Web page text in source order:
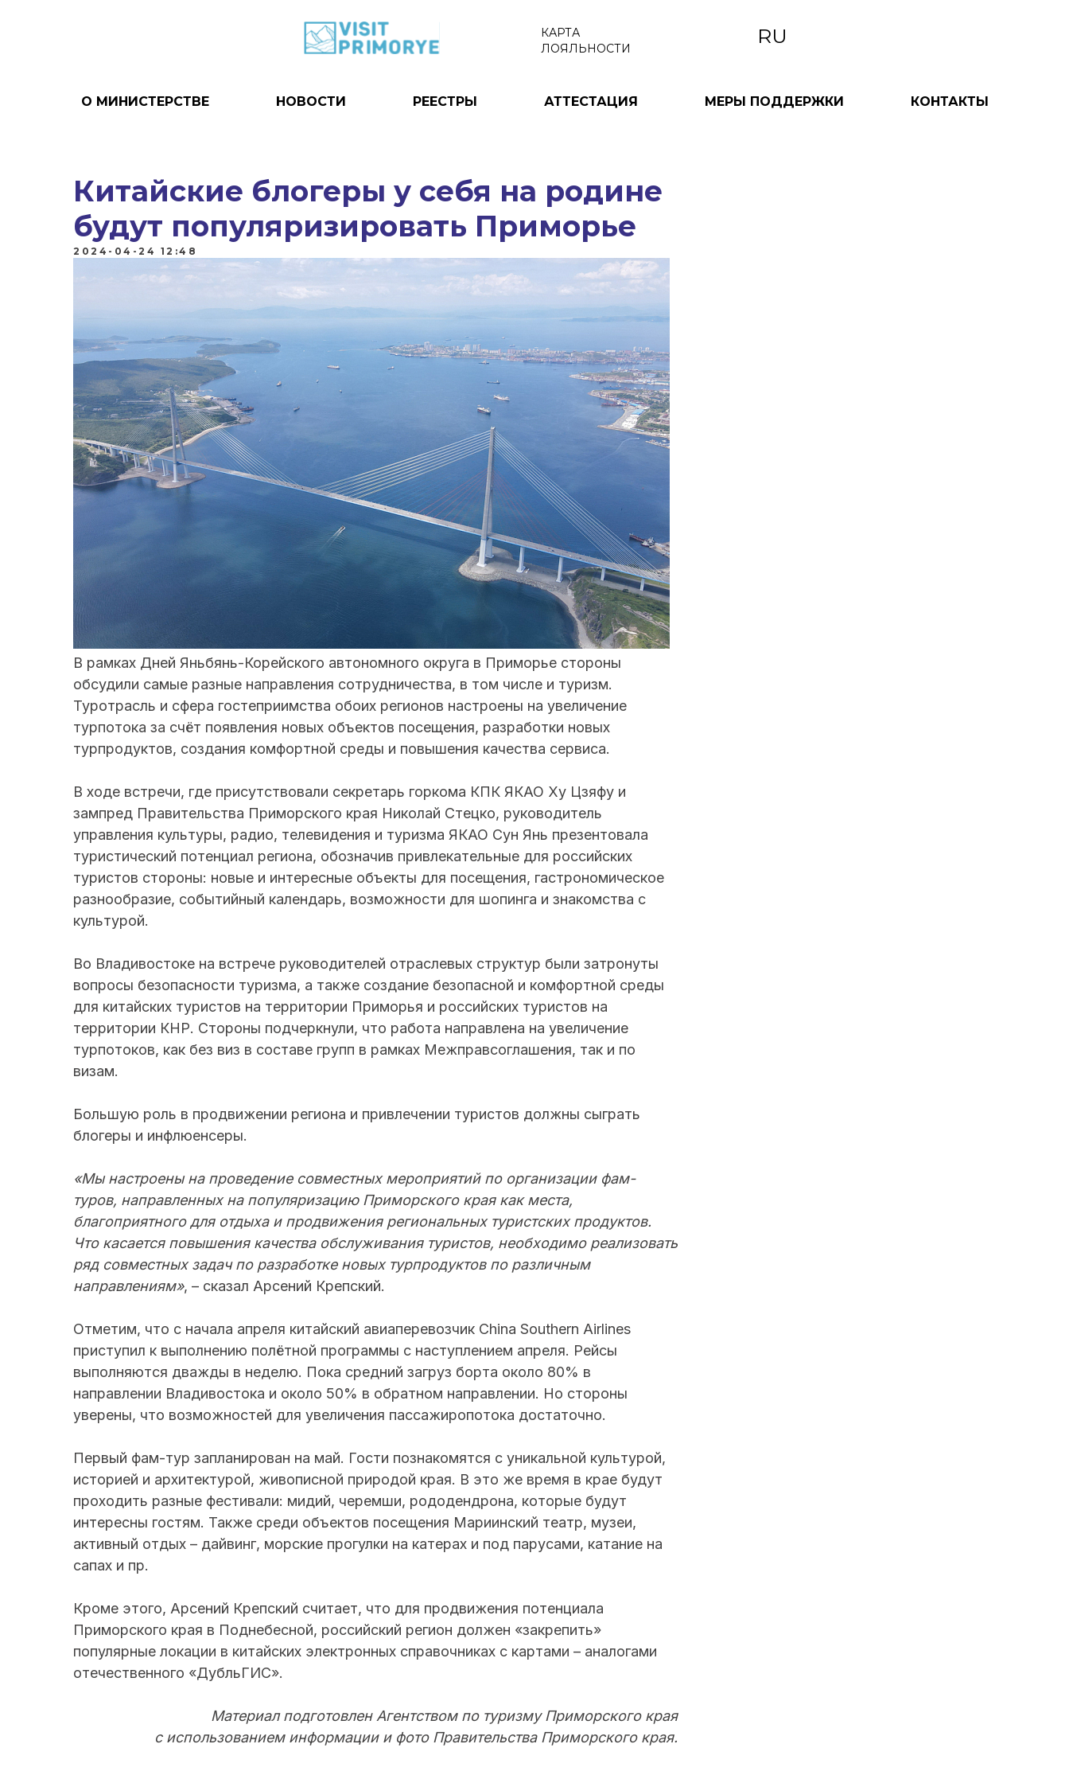
RU
КАРТА
ЛОЯЛЬНОСТИ
О МИНИСТЕРСТВЕ НОВОСТИ РЕЕСТРЫ АТТЕСТАЦИЯ МЕРЫ ПОДДЕРЖКИ КОНТАКТЫ
Китайские блогеры у себя на родине
будут популяризировать Приморье
2024-04-24 12:48
В рамках Дней Яньбянь-Корейского автономного округа в Приморье стороны
обсудили самые разные направления сотрудничества, в том числе и туризм.
Туротрасль и сфера гостеприимства обоих регионов настроены на увеличение
турпотока за счёт появления новых объектов посещения, разработки новых
турпродуктов, создания комфортной среды и повышения качества сервиса.
В ходе встречи, где присутствовали секретарь горкома КПК ЯКАО Ху Цзяфу и
зампред Правительства Приморского края Николай Стецко, руководитель
управления культуры, радио, телевидения и туризма ЯКАО Сун Янь презентовала
туристический потенциал региона, обозначив привлекательные для российских
туристов стороны: новые и интересные объекты для посещения, гастрономическое
разнообразие, событийный календарь, возможности для шопинга и знакомства с
культурой.
Во Владивостоке на встрече руководителей отраслевых структур были затронуты
вопросы безопасности туризма, а также создание безопасной и комфортной среды
для китайских туристов на территории Приморья и российских туристов на
территории КНР. Стороны подчеркнули, что работа направлена на увеличение
турпотоков, как без виз в составе групп в рамках Межправсоглашения, так и по
визам.
Большую роль в продвижении региона и привлечении туристов должны сыграть
блогеры и инфлюенсеры.
«Мы настроены на проведение совместных мероприятий по организации фам-
туров, направленных на популяризацию Приморского края как места,
благоприятного для отдыха и продвижения региональных туристских продуктов.
Что касается повышения качества обслуживания туристов, необходимо реализовать
ряд совместных задач по разработке новых турпродуктов по различным
направлениям», – сказал Арсений Крепский.
Отметим, что с начала апреля китайский авиаперевозчик China Southern Airlines
приступил к выполнению полётной программы с наступлением апреля. Рейсы
выполняются дважды в неделю. Пока средний загруз борта около 80% в
направлении Владивостока и около 50% в обратном направлении. Но стороны
уверены, что возможностей для увеличения пассажиропотока достаточно.
Первый фам-тур запланирован на май. Гости познакомятся с уникальной культурой,
историей и архитектурой, живописной природой края. В это же время в крае будут
проходить разные фестивали: мидий, черемши, рододендрона, которые будут
интересны гостям. Также среди объектов посещения Мариинский театр, музеи,
активный отдых – дайвинг, морские прогулки на катерах и под парусами, катание на
сапах и пр.
Кроме этого, Арсений Крепский считает, что для продвижения потенциала
Приморского края в Поднебесной, российский регион должен «закрепить»
популярные локации в китайских электронных справочниках с картами – аналогами
отечественного «ДубльГИС».
Материал подготовлен Агентством по туризму Приморского края
с использованием информации и фото Правительства Приморского края.